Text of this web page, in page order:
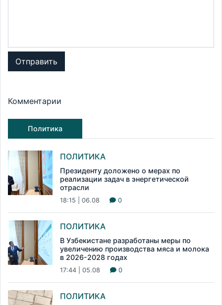
Отправить
Комментарии
Политика
ПОЛИТИКА
Президенту доложено о мерах по
реализации задач в энергетической
отрасли
18:15 | 06.08 0
ПОЛИТИКА
В Узбекистане разработаны меры по
увеличению производства мяса и молока
в 2026-2028 годах
17:44 | 05.08 0
ПОЛИТИКА